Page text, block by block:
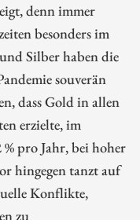
denn immer
besonders im
Silber haben die
souverän
dass Gold in allen
erzielte, im
pro Jahr, bei hoher
hingegen tanzt auf
Konflikte,
zu